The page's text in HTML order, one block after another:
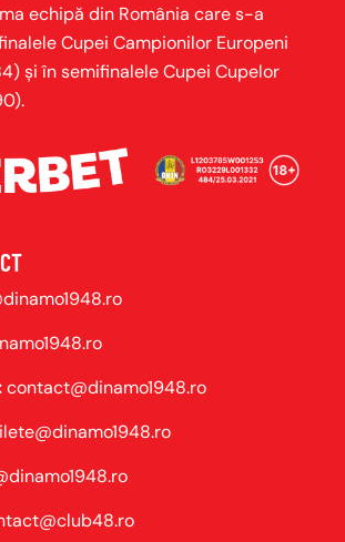
echipă din România care s-a
Cupei Campionilor Europeni
şi în semifinalele Cupei Cupelor
contact@dinamo1948.ro